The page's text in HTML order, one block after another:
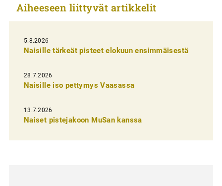
k
e
l
i
e
n
e
Aiheeseen liittyvät artikkelit
5.8.2026
Naisille tärkeät pisteet elokuun ensimmäisestä
28.7.2026
Naisille iso pettymys Vaasassa
13.7.2026
Naiset pistejakoon MuSan kanssa